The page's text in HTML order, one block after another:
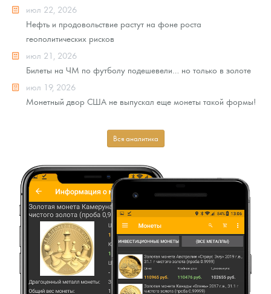
июл 22, 2026
Нефть и продовольствие растут на фоне роста
геополитических рисков
июл 21, 2026
Билеты на ЧМ по футболу подешевели… но только в золоте
июл 19, 2026
Монетный двор США не выпускал еще монеты такой формы!
Вся аналитика